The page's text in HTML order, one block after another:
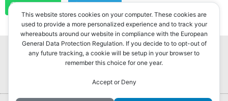
WhatsApp Telegram
This website stores cookies on your computer. These cookies are
used to provide a more personalized experience and to track your
whereabouts around our website in compliance with the European
General Data Protection Regulation. If you decide to to opt-out of
any future tracking, a cookie will be setup in your browser to
remember this choice for one year.
Accept or Deny